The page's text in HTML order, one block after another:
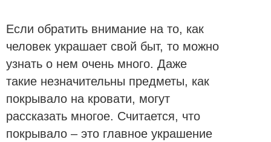
Если обратить внимание на то, как
человек украшает свой быт, то можно
узнать о нем очень много. Даже
такие незначительны предметы, как
покрывало на кровати, могут
рассказать многое. Считается, что
покрывало – это главное украшение